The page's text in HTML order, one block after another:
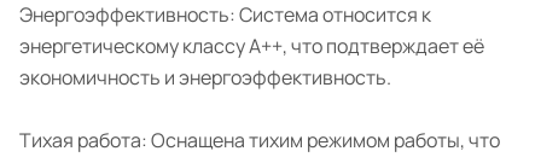
Энергоэффективность: Система относится к
энергетическому классу A++, что подтверждает её
экономичность и энергоэффективность.
Тихая работа: Оснащена тихим режимом работы, что